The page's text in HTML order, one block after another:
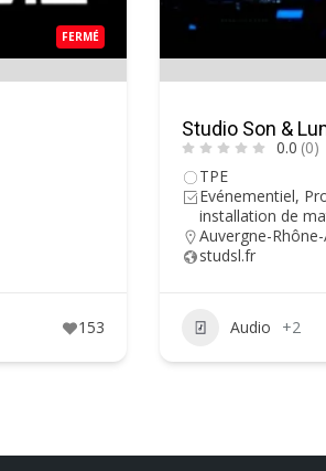
FERMÉ
153
Studio Son &
0.0 (0)
TPE
Evénementiel,
installation de
Auvergne-
studsl.fr
Audio +2